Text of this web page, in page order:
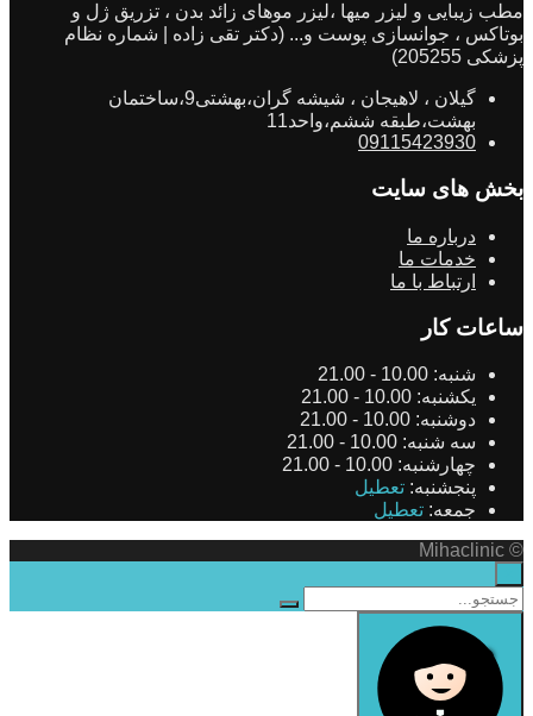
مطب زیبایی و لیزر میها ،لیزر موهای زائد بدن ، تزریق ژل و
بوتاکس ، جوانسازی پوست و... (دکتر تقی زاده | شماره نظام
پزشکی 205255)
گیلان ، لاهیجان ، شیشه گران،بهشتی9،ساختمان
بهشت،طبقه ششم،واحد11
09115423930
بخش های سایت
درباره ما
خدمات ما
ارتباط با ما
ساعات کار
شنبه: 10.00 - 21.00
یکشنبه: 10.00 - 21.00
دوشنبه: 10.00 - 21.00
سه شنبه: 10.00 - 21.00
چهارشنبه: 10.00 - 21.00
پنجشنبه: تعطیل
جمعه: تعطیل
© Mihaclinic